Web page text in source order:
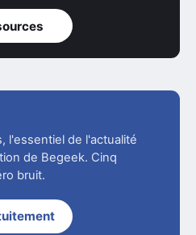
l'essentiel de l'actualité
de Begeek. Cinq
bruit.